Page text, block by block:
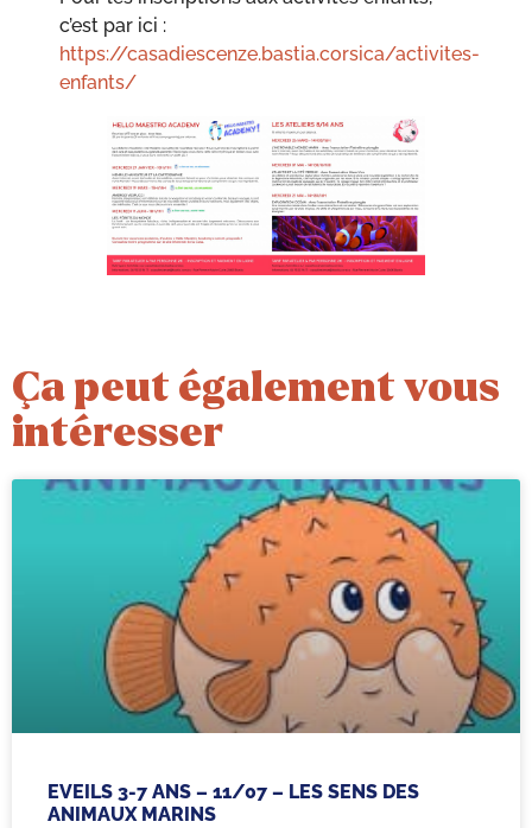
c’est par ici :
https://casadiescenze.bastia.corsica/activites-
enfants/
Ça peut également vous
intéresser
EVEILS 3-7 ANS – 11/07 – LES SENS DES
ANIMAUX MARINS